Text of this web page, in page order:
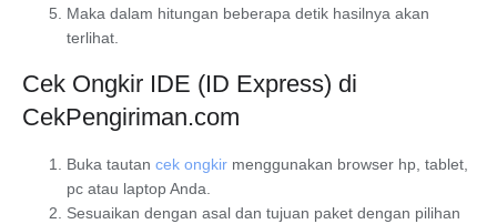
Maka dalam hitungan beberapa detik hasilnya akan
terlihat.
Cek Ongkir IDE (ID Express) di
CekPengiriman.com
Buka tautan cek ongkir menggunakan browser hp, tablet,
pc atau laptop Anda.
Sesuaikan dengan asal dan tujuan paket dengan pilihan